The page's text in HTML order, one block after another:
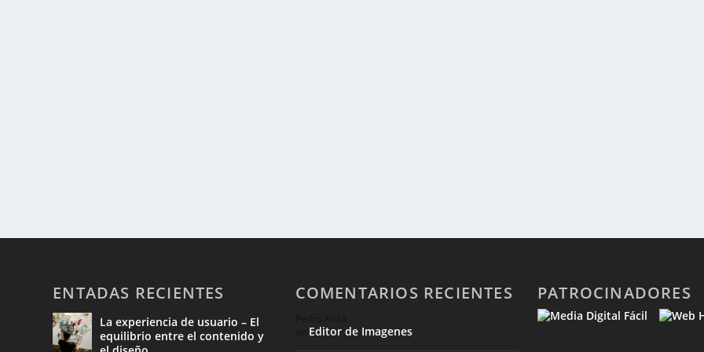
ENTADAS RECIENTES
La experiencia de usuario – El
equilibrio entre el contenido y
COMENTARIOS RECIENTES
Editor de Imagenes
PATROCINADORES